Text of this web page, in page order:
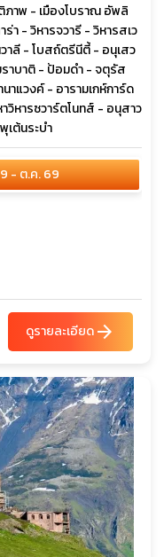
ภาพ - เมืองโบราณ อัพลิ
- วิหารจวารี - วิหารสเว
าลี - โบสถ์ตรีนีตี้ - อนุเสว
าบาติ - ป้อมดำ - จตุรัส
นาแวงค์ - อารามเกห์การ์ด
วิหารซวาร์ตโนทส์ - อนุสาว
เต้นระบำ
- ต.ค. 69
ดูรายละเอียดarrow_forward